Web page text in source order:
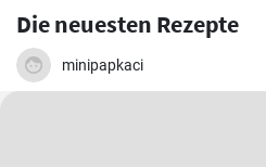
Die neuesten Rezepte
minipapkaci